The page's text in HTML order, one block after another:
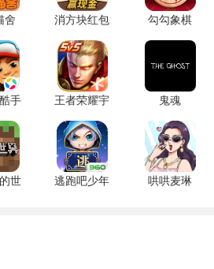
习的压力转化为一个个充满趣味的
中运用知识和智慧，化解危机，避
玩家的选择和行动将影响故事的发
同的结局，增加了游戏的可玩性和
特色，既考验玩家的知识储备，也
舍
卓
消方块红包
极速版
1.2.6 安卓
版
勾勾象棋
6.01.01 官
手
王者荣耀宇
宙服
10.1.1.15
安卓版
鬼魂
1.85.10 安
卓版
世
逃跑吧少年
哄哄麦琳